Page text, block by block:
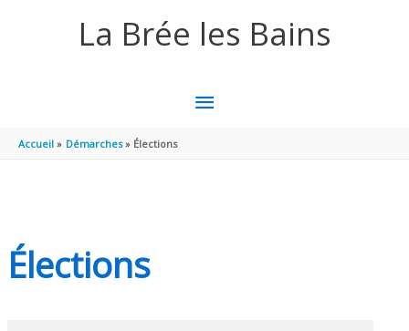
La Brée les Bains
MENU
Accueil Démarches Élections
Élections